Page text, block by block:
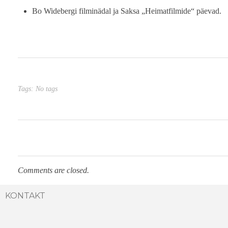
Bo Widebergi filminädal ja Saksa „Heimatfilmide“ päevad.
Tags: No tags
Comments are closed.
KONTAKT